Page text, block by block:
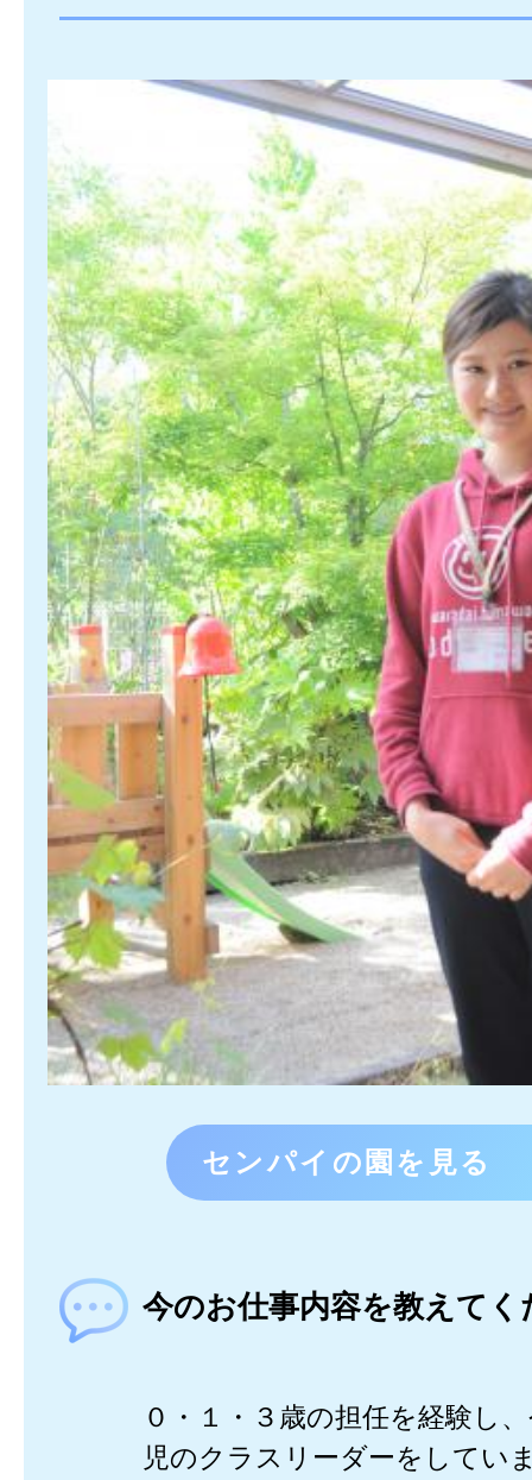
センパイの園を見る
今のお仕事内容を教えてく
０・１・３歳の担任を経験し
児のクラスリーダーをしてい